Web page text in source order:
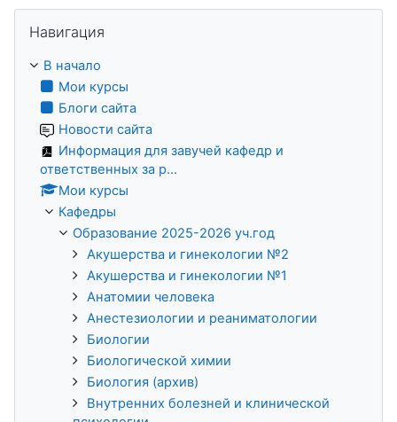
Навигация
В начало
Мои курсы
Блоги сайта
Новости сайта
Информация для завучей кафедр и
ответственных за р...
Мои курсы
Кафедры
Образование 2025-2026 уч.год
Акушерства и гинекологии №2
Акушерства и гинекологии №1
Анатомии человека
Анестезиологии и реаниматологии
Биологии
Биологической химии
Биология (архив)
Внутренних болезней и клинической